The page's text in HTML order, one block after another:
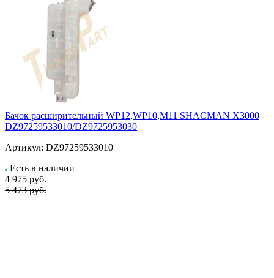
Бачок расширительный WP12,WP10,M11 SHACMAN X3000
DZ97259533010/DZ9725953030
Артикул: DZ97259533010
Есть в наличии
4 975 руб.
5 473 руб.